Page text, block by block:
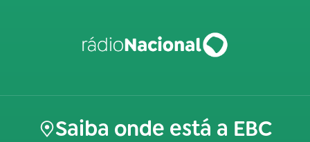
Saiba onde está a EBC